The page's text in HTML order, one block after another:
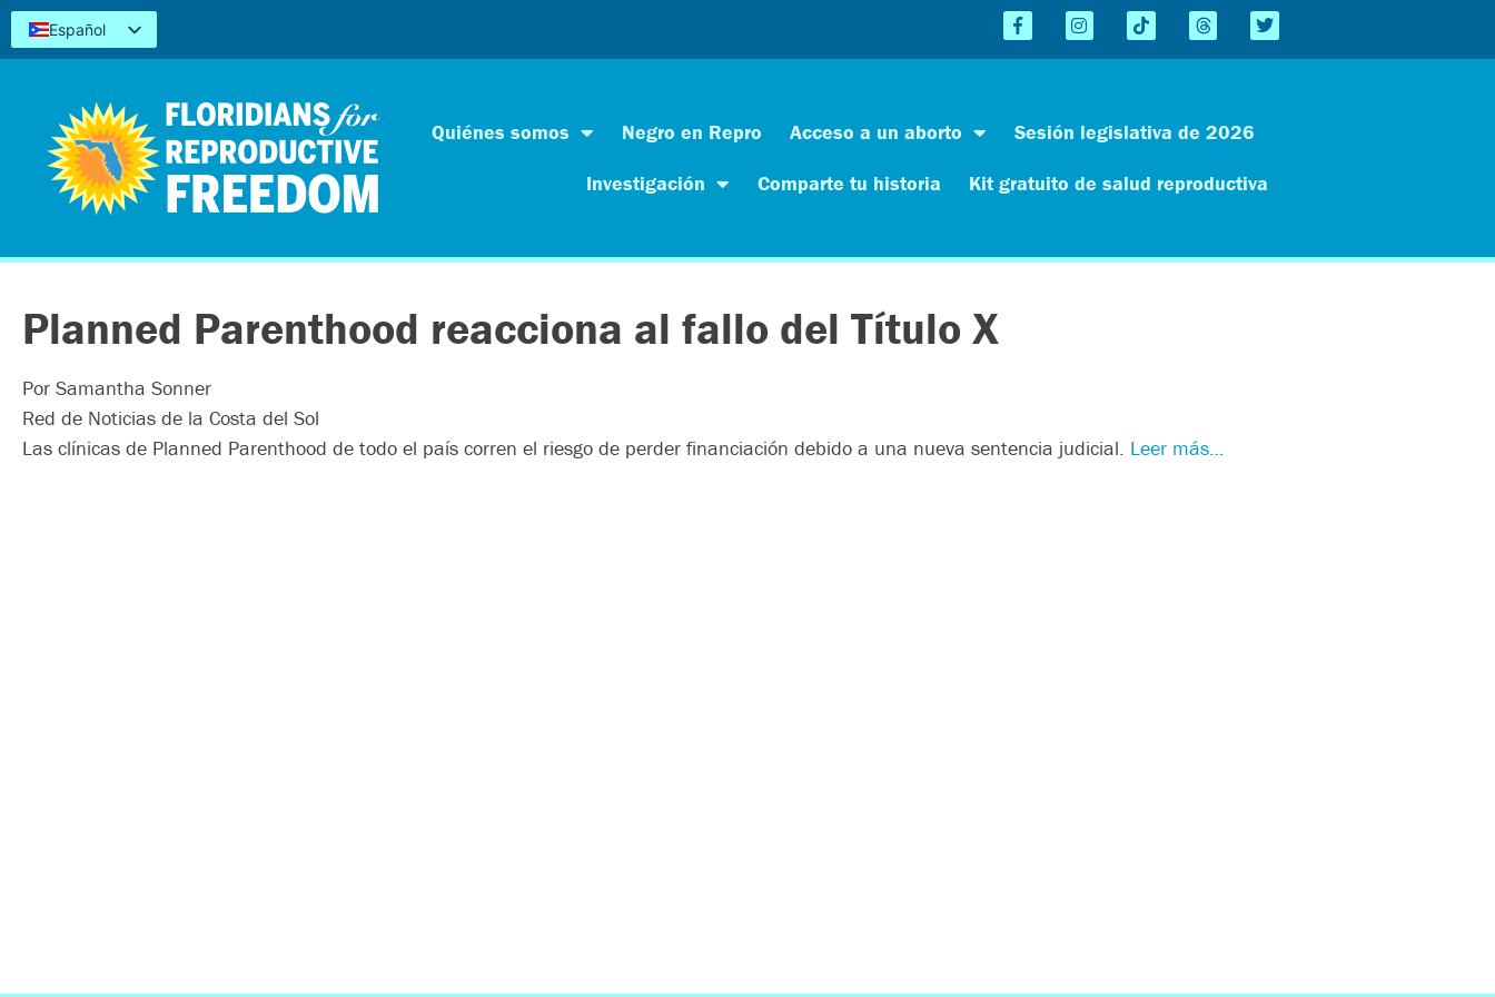
Español
English
简体中文
Tiếng Việt
العربية
Quiénes somos Negro en Repro Acceso a un aborto
Sesión legislativa de 2026
Investigación
Comparte tu historia Kit gratuito de salud reproductiva
Planned Parenthood reacciona al fallo del Título X
Por Samantha Sonner
Red de Noticias de la Costa del Sol
Las clínicas de Planned Parenthood de todo el país corren el riesgo de perder financiación debido a una nueva sentencia judicial. Leer más…